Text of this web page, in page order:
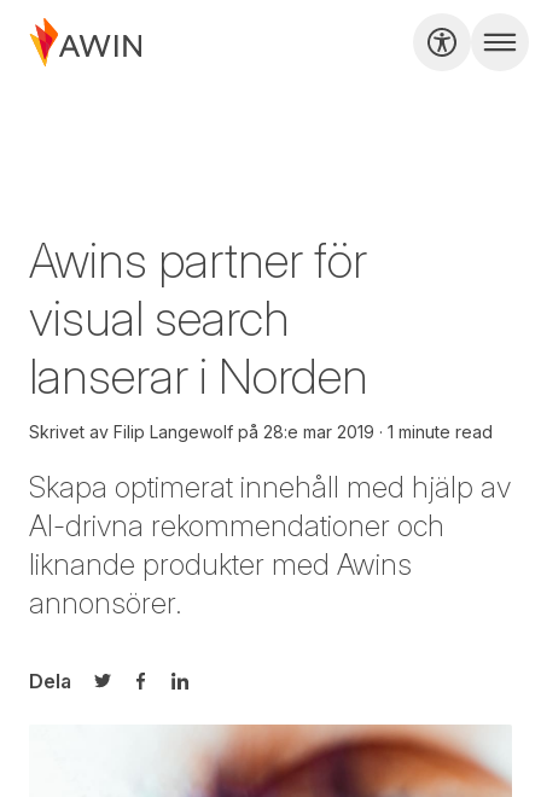
Awins partner för
visual search
lanserar i Norden
Skrivet av Filip Langewolf på 28:e mar 2019 1 minute read
Skapa optimerat innehåll med hjälp av
AI-drivna rekommendationer och
liknande produkter med Awins
annonsörer.
Dela
Dela på Twitter
Dela på Facebook
Dela på LinkedIn